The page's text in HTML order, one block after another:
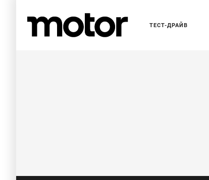
ТЕСТ-ДРАЙВ